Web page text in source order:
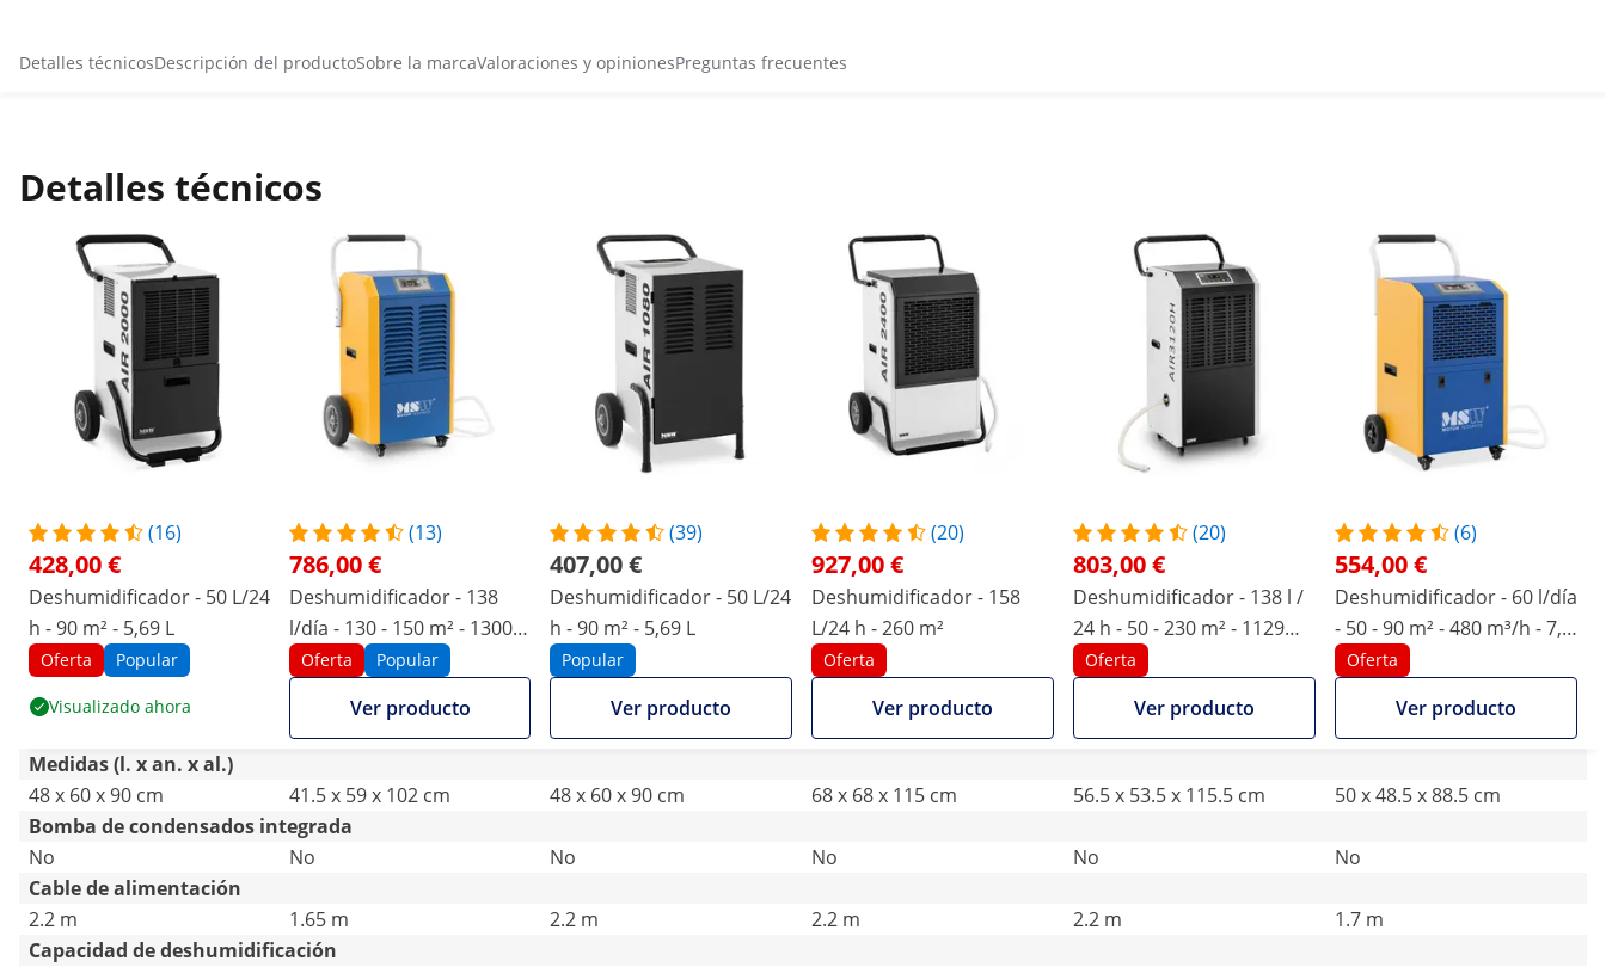
Detalles técnicosDescripción del productoSobre la marcaValoraciones y opinionesPreguntas frecuentes
Detalles técnicos
(16)
428,00 €
Deshumidificador - 50 L/24
h - 90 m² - 5,69 L
Oferta Popular
Visualizado ahora
(13)
786,00 €
Deshumidificador - 138
l/día - 130 - 150 m² - 1300
m³/h - con asa - Pro Series
Oferta Popular
Ver producto
(39)
407,00 €
Deshumidificador - 50 L/24
h - 90 m² - 5,69 L
Popular
Ver producto
(20)
927,00 €
Deshumidificador - 158
L/24 h - 260 m²
Oferta
Ver producto
(20)
803,00 €
Deshumidificador - 138 l /
24 h - 50 - 230 m² - 1129
m³/h - con asa
Oferta
Ver producto
(6)
554,00 €
Deshumidificador - 60 l/día
- 50 - 90 m² - 480 m³/h - 7,5
L - con asa - Pro Series
Oferta
Ver producto
Medidas (l. x an. x al.)
48 x 60 x 90 cm
41.5 x 59 x 102 cm 48 x 60 x 90 cm 68 x 68 x 115 cm 56.5 x 53.5 x 115.5 cm
50 x 48.5 x 88.5 cm
Bomba de condensados integrada
No
No No No No
No
Cable de alimentación
2.2 m
1.65 m 2.2 m 2.2 m 2.2 m
1.7 m
Capacidad de deshumidificación